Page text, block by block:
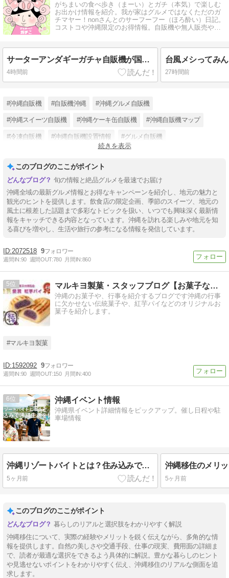
がちまいの食べ歩き（まーい）とガチ（本気）で楽しむ
お出かけ情報を紹介。我が家はグルメではなくただのガ
チマヤー！nonさんとのサーフーフー（ほろ酔い）日記。
コストコや沖縄限定のお得情報。自販機や無人販売やコ
サーターアンダギーガチャ自販機が国際通り近くにある！
4時間前
台風メシってみ
27時間前
#沖縄自販機 #自販機沖縄 #沖縄グルメ自販機
#沖縄スイーツ自販機 #沖縄ケーキ缶自販機 #沖縄自販機マップ
#冷凍自販機 #沖縄自販機設置情報 #グルメ自販機
続きを表示
このブログのここがポイント
旬の情報と絶品グルメを最速でお届け
沖縄全域の最新グルメ情報とお得なキャンペーンを紹介し、地元の魅力と
観光のヒントを提供します。飲食店の限定企画、季節のスイーツ、地元の
風土に根差した話題まで多彩なトピックを扱い、いつでも興味深く最新情
報をキャッチできる内容となっています。沖縄を訪れる楽しみや地元を知
る喜びを増やし、生活や旅行の参考になる情報を発信しています。
2072518 9
週間IN:90 週間OUT:780 月間IN:860
5 マルキヨ製菓・スタッフブログ【お菓子な琉球話】
沖縄のお菓子や、行事を紹介するブログです沖縄の行事
に欠かせない伝統菓子や、紅芋パイなどのオリジナルお
菓子を紹介します。
#マルキヨ製菓
1592092 9
週間IN:90 週間OUT:150 月間IN:400
6 沖縄イベント情報
沖縄県イベント詳細情報をピックアップ。催し日程や駐
車場情報
沖縄リゾートバイトとは？住み込みで沖縄生活を試す方法｜メリット・デメリット・求人の探し方
5ヶ月前 5ヶ月前
このブログのここがポイント
暮らしのリアルと選択肢をわかりやすく解説
沖縄移住について、実際の経験やメリットを鋭く伝えながら、多角的な情
報を提供します。自然の美しさや交通手段、仕事の現実、費用面の詳細ま
で、読者が最適な選択をできるよう具体的に解説。豊かな暮らしのヒント
や見逃せないポイントをわかりやすく伝え、沖縄移住のリアルな側面を追
求します。